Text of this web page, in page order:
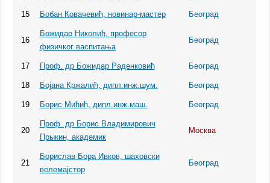
15 Бобан Ковачевић, новинар-мастер Београд
16
Божидар Николић, професор
физичког васпитања
Београд
17 Проф. др Божидар Раденковић Београд
18 Бојана Кржалић, дипл.инж.шум. Београд
19 Борис Мићић, дипл.инж.маш. Београд
20
Проф. др Борис Владимирович
Прыкин, академик
Москва
21
Бoрислав Бора Ивков, шаховски
велемајстор
Београд